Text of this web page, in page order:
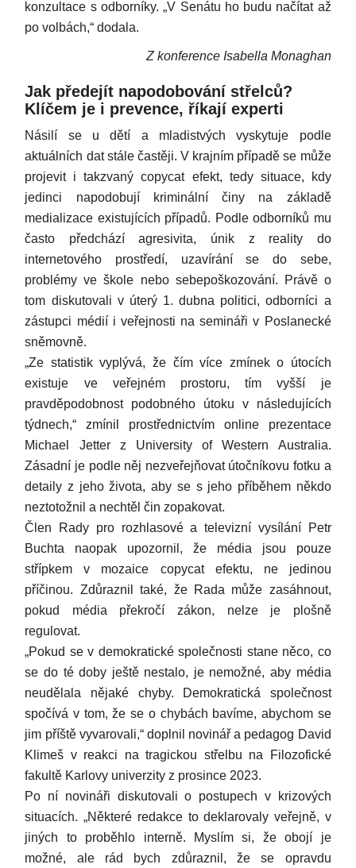
konzultace s odborníky. „V Senátu ho budu načítat až
po volbách,“ dodala.
Z konference Isabella Monaghan
Jak předejít napodobování střelců?
Klíčem je i prevence, říkají experti
Násilí se u dětí a mladistvých vyskytuje podle
aktuálních dat stále častěji. V krajním případě se může
projevit i takzvaný copycat efekt, tedy situace, kdy
jedinci napodobují kriminální činy na základě
medializace existujících případů. Podle odborníků mu
často předchází agresivita, únik z reality do
internetového prostředí, uzavírání se do sebe,
problémy ve škole nebo sebepoškozování. Právě o
tom diskutovali v úterý 1. dubna politici, odborníci a
zástupci médií i veřejnosti na semináři v Poslanecké
sněmovně.
„Ze statistik vyplývá, že čím více zmínek o útocích
existuje ve veřejném prostoru, tím vyšší je
pravděpodobnost podobného útoku v následujících
týdnech,“ zmínil prostřednictvím online prezentace
Michael Jetter z University of Western Australia.
Zásadní je podle něj nezveřejňovat útočníkovu fotku a
detaily z jeho života, aby se s jeho příběhem někdo
neztotožnil a nechtěl čin zopakovat.
Člen Rady pro rozhlasové a televizní vysílání Petr
Buchta naopak upozornil, že média jsou pouze
střípkem v mozaice copycat efektu, ne jedinou
příčinou. Zdůraznil také, že Rada může zasáhnout,
pokud média překročí zákon, nelze je plošně
regulovat.
„Pokud se v demokratické společnosti stane něco, co
se do té doby ještě nestalo, je nemožné, aby média
neudělala nějaké chyby. Demokratická společnost
spočívá v tom, že se o chybách bavíme, abychom se
jim příště vyvarovali,“ doplnil novinář a pedagog David
Klimeš v reakci na tragickou střelbu na Filozofické
fakultě Karlovy univerzity z prosince 2023.
Po ní novináři diskutovali o postupech v krizových
situacích. „Některé redakce to deklarovaly veřejně, v
jiných to proběhlo interně. Myslím si, že obojí je
možné, ale rád bych zdůraznil, že se opravdu